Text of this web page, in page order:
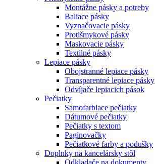
Montážne pásky a potreby
Baliace pásky
Vyznačovacie pásky
Protišmykové pásky
Maskovacie pásky
Textilné pásky
Lepiace pásky
Obojstranné lepiace pásky
Transparentné lepiace pásky
Odvíjače lepiacich pások
Pečiatky
Samofarbiace pečiatky
Dátumové pečiatky
Pečiatky s textom
Paginovačky
Pečiatkové farby a podušky
Doplnky na kancelársky stôl
Odkladače na dokumenty